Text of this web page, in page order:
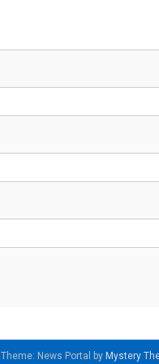
Theme: News Portal by Mystery